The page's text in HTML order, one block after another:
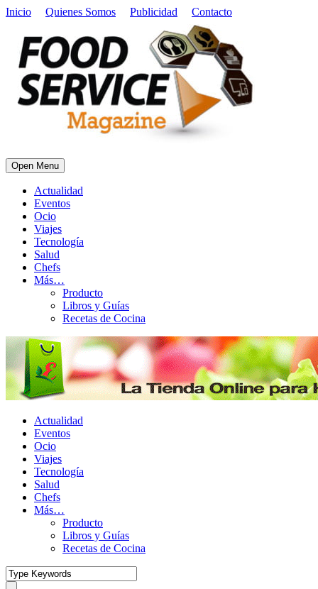
Inicio Quienes Somos Publicidad Contacto
Open Menu
Actualidad
Eventos
Ocio
Viajes
Tecnología
Salud
Chefs
Más…
Producto
Libros y Guías
Recetas de Cocina
Actualidad
Eventos
Ocio
Viajes
Tecnología
Salud
Chefs
Más…
Producto
Libros y Guías
Recetas de Cocina